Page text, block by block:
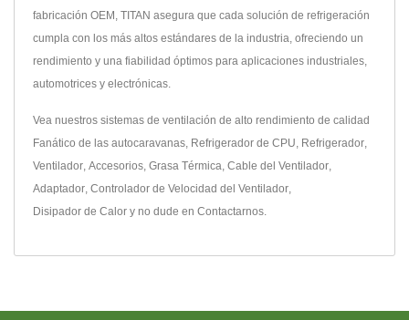
fabricación OEM, TITAN asegura que cada solución de refrigeración
cumpla con los más altos estándares de la industria, ofreciendo un
rendimiento y una fiabilidad óptimos para aplicaciones industriales,
automotrices y electrónicas.
Vea nuestros sistemas de ventilación de alto rendimiento de calidad
Fanático de las autocaravanas, Refrigerador de CPU, Refrigerador,
Ventilador, Accesorios, Grasa Térmica, Cable del Ventilador,
Adaptador, Controlador de Velocidad del Ventilador,
Disipador de Calor y no dude en Contactarnos.